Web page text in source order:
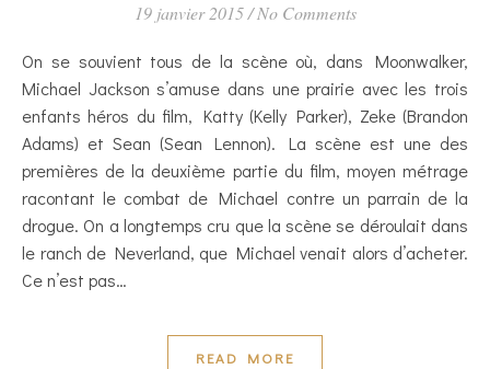
19 janvier 2015/ No Comments
On se souvient tous de la scène où, dans Moonwalker,
Michael Jackson s’amuse dans une prairie avec les trois
enfants héros du film, Katty (Kelly Parker), Zeke (Brandon
Adams) et Sean (Sean Lennon). La scène est une des
premières de la deuxième partie du film, moyen métrage
racontant le combat de Michael contre un parrain de la
drogue. On a longtemps cru que la scène se déroulait dans
le ranch de Neverland, que Michael venait alors d’acheter.
Ce n’est pas…
READ MORE